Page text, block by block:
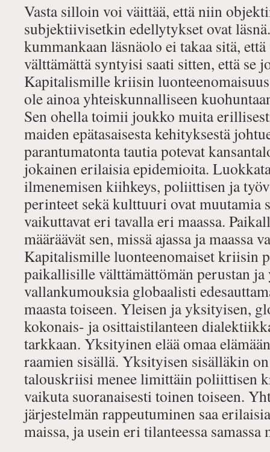
Vasta silloin voi väittää, että niin
subjektiivisetkin edellytykset ovat
kummankaan läsnäolo ei takaa sitä,
välttämättä syntyisi saati sitten, että se
Kapitalismille kriisin
ole ainoa yhteiskunnalliseen
Sen ohella toimii joukko muita
maiden epätasaisesta kehityksestä
parantumatonta tautia potevat
jokainen erilaisia epidemioita.
ilmenemisen kiihkeys, poliittisen ja
perinteet sekä kulttuuri ovat muutamia
vaikuttavat eri tavalla eri maassa.
määräävät sen, missä ajassa ja maassa
Kapitalismille luonteenomaiset kriisin
paikallisille välttämättömän perustan ja
vallankumouksia globaalisti
maasta toiseen. Yleisen ja yksityisen,
kokonais- ja osittaistilanteen
tarkkaan. Yksityinen elää omaa
raamien sisällä. Yksityisen sisälläkin
talouskriisi menee limittäin poliittisen
vaikuta suoranaisesti toinen toiseen.
järjestelmän rappeutuminen saa
maissa, ja usein eri tilanteessa samassa